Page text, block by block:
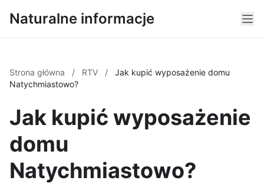
Naturalne informacje
Strona główna / RTV /
Jak kupić wyposażenie domu
Natychmiastowo?
Jak kupić wyposażenie
domu
Natychmiastowo?